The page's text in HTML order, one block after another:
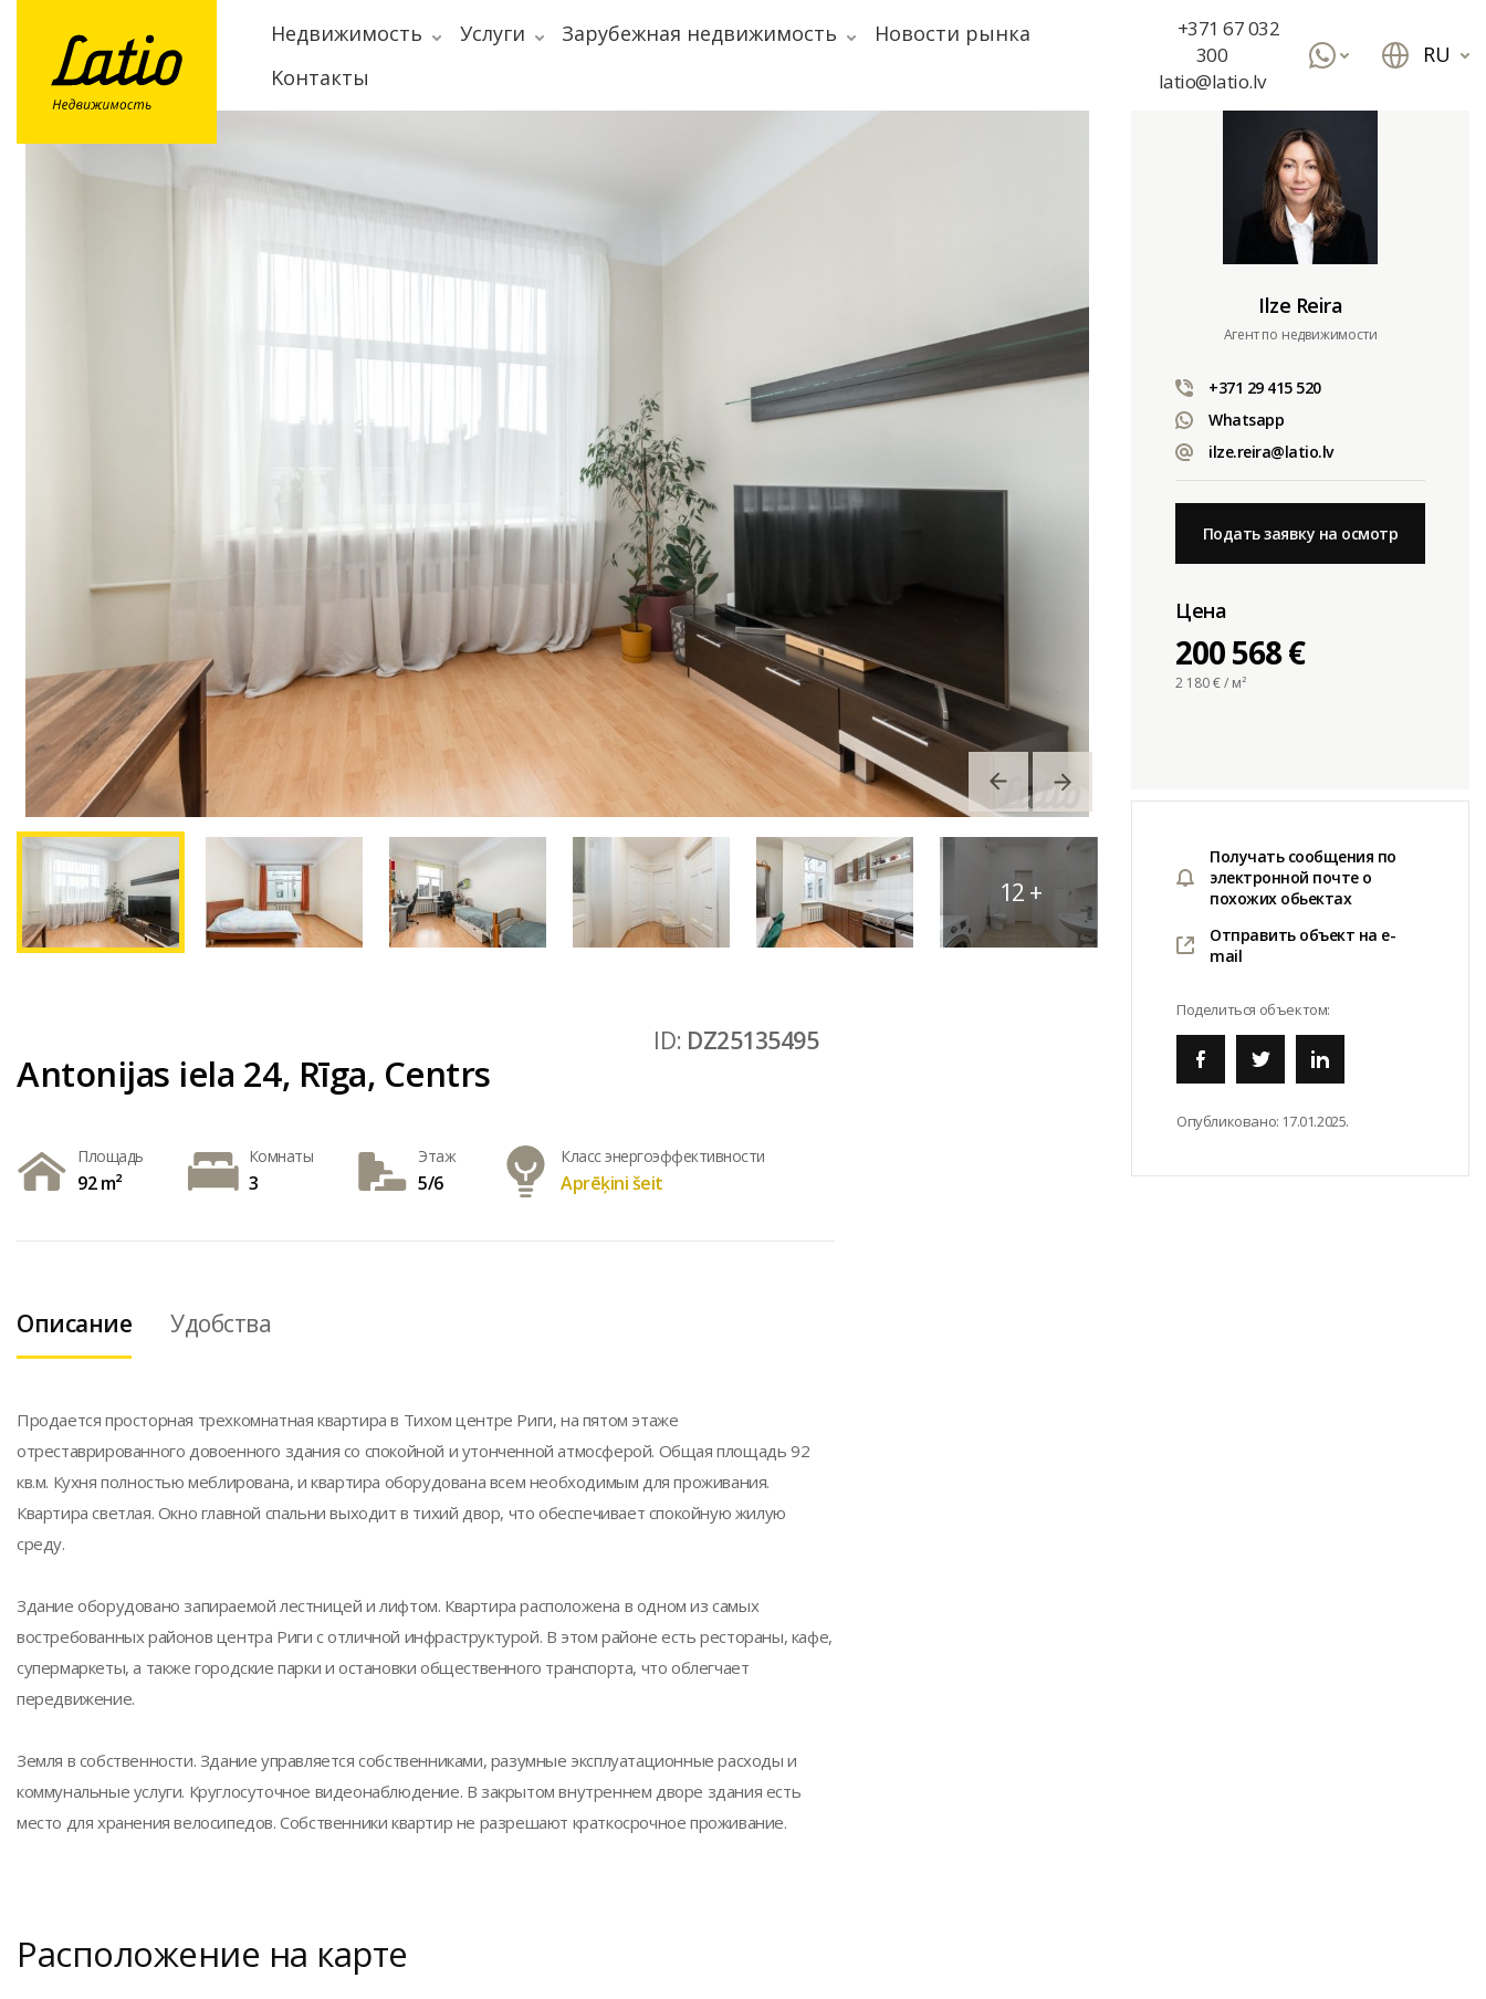
Hедвижимость Услуги Зарубежная недвижимость
Новости рынка
Kонтакты
+371 67 032
300
latio@latio.lv
RU
12 +
ID: DZ25135495
Antonijas iela 24, Rīga, Centrs
Площадь
92 m²
Комнаты
3
Этаж
5/6
Класс энергоэффективности
Aprēķini šeit
Описание Удобства
Продается просторная трехкомнатная квартира в Тихом центре Риги, на пятом этаже
отреставрированного довоенного здания со спокойной и утонченной атмосферой. Общая площадь 92
кв.м. Кухня полностью меблирована, и квартира оборудована всем необходимым для проживания.
Квартира светлая. Окно главной спальни выходит в тихий двор, что обеспечивает спокойную жилую
среду.
Здание оборудовано запираемой лестницей и лифтом. Квартира расположена в одном из самых
востребованных районов центра Риги с отличной инфраструктурой. В этом районе есть рестораны, кафе,
супермаркеты, а также городские парки и остановки общественного транспорта, что облегчает
передвижение.
Земля в собственности. Здание управляется собственниками, разумные эксплуатационные расходы и
коммунальные услуги. Круглосуточное видеонаблюдение. В закрытом внутреннем дворе здания есть
место для хранения велосипедов. Собственники квартир не разрешают краткосрочное проживание.
Расположение на карте
Ilze Reira
Aгент по недвижимости
+371 29 415 520
Whatsapp
ilze.reira@latio.lv
Подать заявку на осмотр
Цена
200 568 €
2 180€ / м²
Получать сообщения по
электронной почте о
похожих обьектах
Отправить объект на e-
mail
Поделиться объектом:
Опубликовано: 17.01.2025.